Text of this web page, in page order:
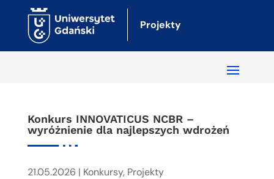
Projekty
Konkurs INNOVATICUS NCBR –
wyróżnienie dla najlepszych wdrożeń
21.05.2026 | Konkursy, Projekty